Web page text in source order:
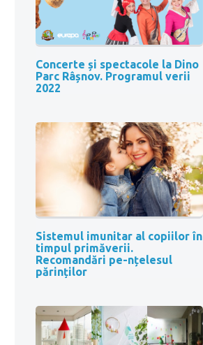
Concerte și spectacole la Dino
Parc Râșnov. Programul verii
2022
Sistemul imunitar al copiilor în
timpul primăverii.
Recomandări pe-nțelesul
părinților